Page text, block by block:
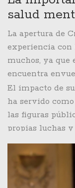
televisión le ha
el autocuidado,
favor de su
familia,
redescubierto.
importante en
convicción.
salud
La apertura de
experiencia con
muchos, ya que
encuentra
especialmente
valentía para
públicamente
conversación
salud mental y
comprensión y
trastornos
El impacto de
ha servido
las figuras
propias luchas y
historia inspire
bienestar por
expresó. Esta
necesidad de